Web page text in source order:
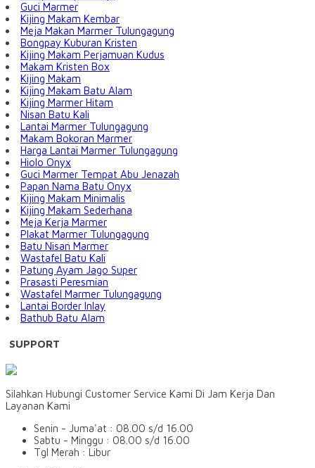
Guci Marmer
Kijing Makam Kembar
Meja Makan Marmer Tulungagung
Bongpay Kuburan Kristen
Kijing Makam Perjamuan Kudus
Makam Kristen Box
Kijing Makam
Kijing Makam Batu Alam
Kijing Marmer Hitam
Nisan Batu Kali
Lantai Marmer Tulungagung
Makam Bokoran Marmer
Harga Lantai Marmer Tulungagung
Hiolo Onyx
Guci Marmer Tempat Abu Jenazah
Papan Nama Batu Onyx
Kijing Makam Minimalis
Kijing Makam Sederhana
Meja Kerja Marmer
Plakat Marmer Tulungagung
Batu Nisan Marmer
Wastafel Batu Kali
Patung Ayam Jago Super
Prasasti Peresmian
Wastafel Marmer Tulungagung
Lantai Border Inlay
Bathub Batu Alam
SUPPORT
Silahkan Hubungi Customer Service Kami Di Jam Kerja Dan
Layanan Kami
Senin - Juma'at : 08.00 s/d 16.00
Sabtu - Minggu : 08.00 s/d 16.00
Tgl Merah : Libur